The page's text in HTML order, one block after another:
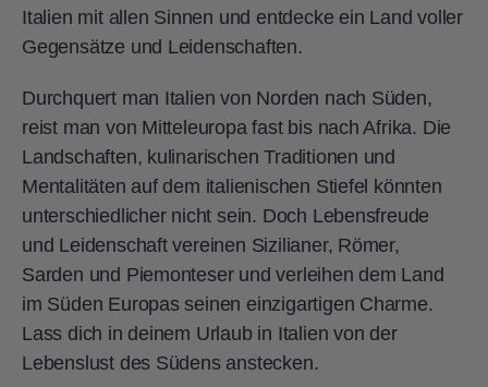
Italien mit allen Sinnen und entdecke ein Land voller
Gegensätze und Leidenschaften.
Durchquert man Italien von Norden nach Süden,
reist man von Mitteleuropa fast bis nach Afrika. Die
Landschaften, kulinarischen Traditionen und
Mentalitäten auf dem italienischen Stiefel könnten
unterschiedlicher nicht sein. Doch Lebensfreude
und Leidenschaft vereinen Sizilianer, Römer,
Sarden und Piemonteser und verleihen dem Land
im Süden Europas seinen einzigartigen Charme.
Lass dich in deinem Urlaub in Italien von der
Lebenslust des Südens anstecken.